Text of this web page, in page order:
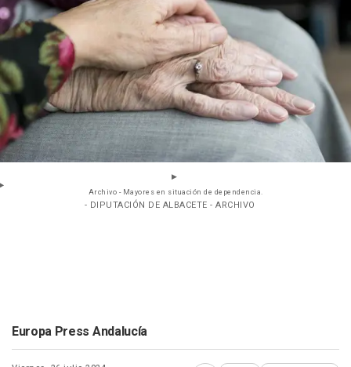
Archivo - Mayores en situación de dependencia.
- DIPUTACIÓN DE ALBACETE - ARCHIVO
Europa Press Andalucía